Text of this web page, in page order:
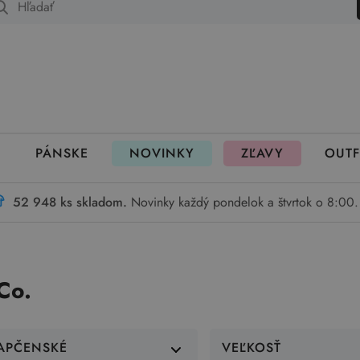
fungujú rezervácie
PÁNSKE NOVINKY ZĽAVY
52 948 ks skladom. Novinky každý pondelok a štvrtok o 8:00.
VEĽKOSŤ